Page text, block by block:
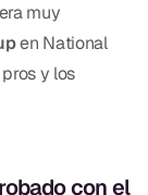
muy
en National
y los
con el